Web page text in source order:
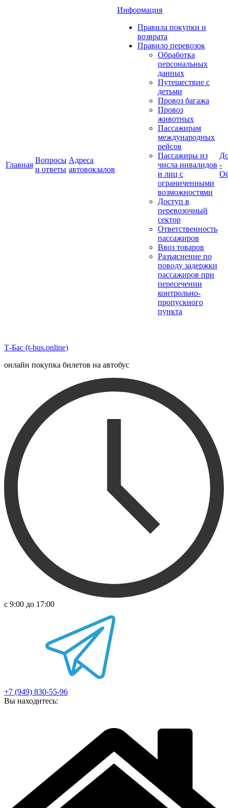
Главная
Вопросы
и ответы
Адреса
автовокзалов
Информация
Правила покупки и
возврата
Правило перевозок
Обработка
персональных
данных
Путешествие с
детьми
Провоз багажа
Провоз
животных
Пассажирам
международных
рейсов
Пассажиры из
числа инвалидов
и лиц с
ограниченными
возможностями
Доступ в
перевозочный
сектор
Ответственность
пассажиров
Ввоз товаров
Разъяснение по
поводу задержки
пассажиров при
пересечении
контрольно-
пропускного
пункта
-
Т-Бас (t-bus.online)
онлайн покупка билетов на автобус
с 9:00 до 17:00
+7 (949) 830-55-96
Вы находитесь: